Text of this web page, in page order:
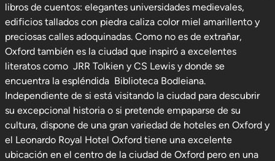
libros de cuentos: elegantes universidades medievales,
edificios tallados con piedra caliza color miel amarillento y
preciosas calles adoquinadas. Como no es de extrañar,
Oxford también es la ciudad que inspiró a excelentes
literatos como JRR Tolkien y CS Lewis y donde se
encuentra la espléndida Biblioteca Bodleiana.
Independiente de si está visitando la ciudad para descubrir
su excepcional historia o si pretende empaparse de su
cultura, dispone de una gran variedad de hoteles en Oxford y
el Leonardo Royal Hotel Oxford tiene una excelente
ubicación en el centro de la ciudad de Oxford pero en una